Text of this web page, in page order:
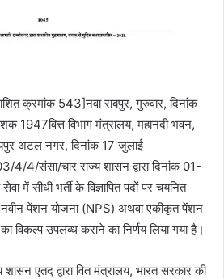
क्रमांक 543]नवा राबपुर, गुरुवार, दिनांक
1947वित्त विभाग मंत्रालय, महानदी भवन,
अटल नगर, दिनांक 17 जुलाई
4/संसा/चार राज्य शासन द्वारा दिनांक 01-
में सीधी भर्ती के विज्ञापित पदों पर चयनित
पेंशन योजना (NPS) अथवा एकीकृत पेंशन
विकल्प उपलब्ध कराने का निर्णय लिया गया है।
एतद् द्वारा वित मंत्रालय, भारत सरकार की